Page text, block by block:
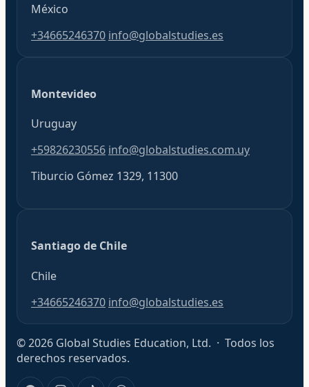
México
+34665246370 info@globalstudies.es
Montevideo
Uruguay
+59826230556 info@globalstudies.com.uy
Tiburcio Gómez 1329, 11300
Santiago de Chile
Chile
+34665246370 info@globalstudies.es
© 2026 Global Studies Education, Ltd. · Todos los
derechos reservados.